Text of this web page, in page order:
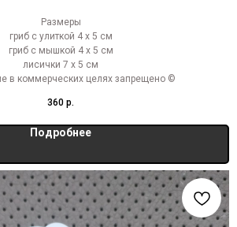
Размеры
гриб с улиткой 4 х 5 см
гриб с мышкой 4 х 5 см
лисички 7 х 5 см
в коммерческих целях запрещено ©
360 р.
Подробнее